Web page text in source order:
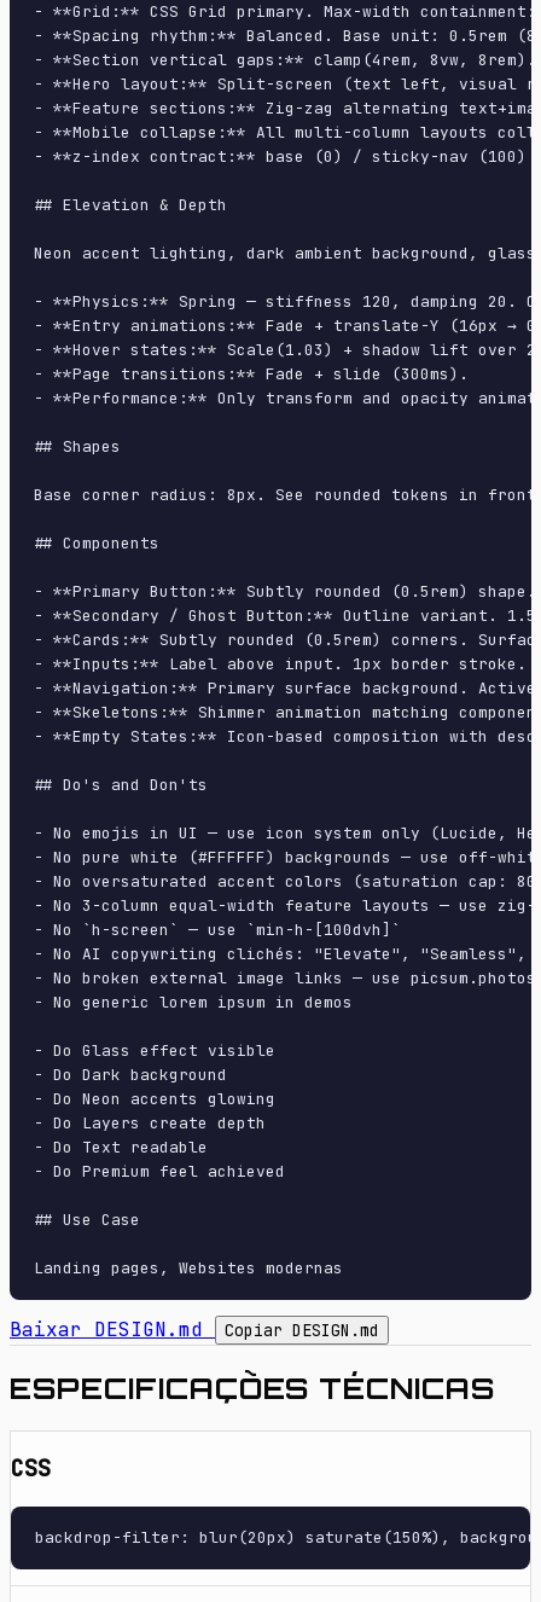
- **Grid:** CSS Grid primary. Max-width
- **Spacing rhythm:** Balanced. Base unit: 0.5rem
- **Section vertical gaps:** clamp(4rem, 8vw, 8rem).
- **Hero layout:** Split-screen (text left, visual
- **Feature sections:** Zig-zag alternating
- **Mobile collapse:** All multi-column layouts
- **z-index contract:** base (0) / sticky-nav
## Elevation & Depth
Neon accent lighting, dark ambient background,
- **Physics:** Spring — stiffness 120, damping 20.
- **Entry animations:** Fade + translate-Y (16px →
- **Hover states:** Scale(1.03) + shadow lift over
- **Page transitions:** Fade + slide (300ms).
- **Performance:** Only transform and opacity
## Shapes
Base corner radius: 8px. See rounded tokens in
## Components
- **Primary Button:** Subtly rounded (0.5rem)
- **Secondary / Ghost Button:** Outline variant.
- **Cards:** Subtly rounded (0.5rem) corners.
- **Inputs:** Label above input. 1px border
- **Navigation:** Primary surface background.
- **Skeletons:** Shimmer animation matching
- **Empty States:** Icon-based composition with
## Do's and Don'ts
- No emojis in UI — use icon system only (Lucide,
- No pure white (#FFFFFF) backgrounds — use off-
- No oversaturated accent colors (saturation cap:
- No 3-column equal-width feature layouts — use zig-
- No `h-screen` — use `min-h-[100dvh]`
- No AI copywriting clichés: "Elevate", "Seamless",
- No broken external image links — use
- No generic lorem ipsum in demos
- Do Glass effect visible
- Do Dark background
- Do Neon accents glowing
- Do Layers create depth
- Do Text readable
- Do Premium feel achieved
## Use Case
Baixar DESIGN.md Copiar DESIGN.md
ESPECIFICAÇÕES TÉCNICAS
CSS
backdrop-filter: blur(20px) saturate(150%),